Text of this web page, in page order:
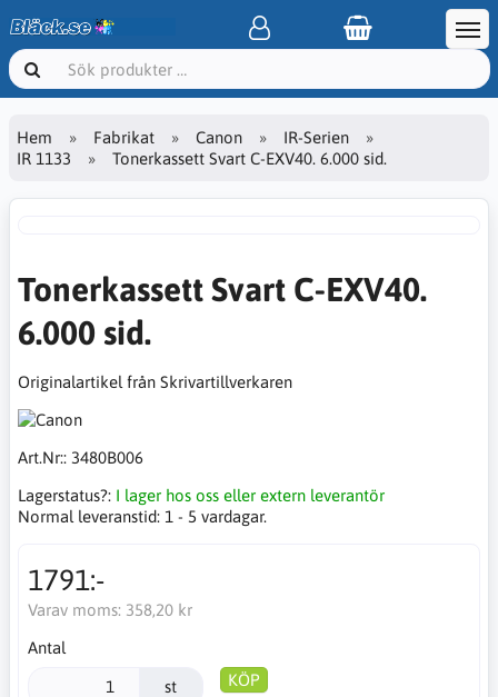
Hem Fabrikat Canon
IR-Serien
IR 1133
Tonerkassett Svart C-EXV40. 6.000 sid.
Tonerkassett Svart C-EXV40.
6.000 sid.
Originalartikel från Skrivartillverkaren
Art.Nr:: 3480B006
Lagerstatus?: I lager hos oss eller extern leverantör
Normal leveranstid: 1 - 5 vardagar.
1791:-
Varav moms: 358,20 kr
Antal
st KÖP